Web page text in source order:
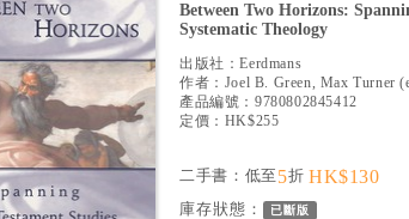
Between Two Horizons:
Systematic Theology
出版社：Eerdmans
作者： Joel B. Green, Max Turner
產品編號： 9780802845412
定價：HK$255
二手書：低至 5折 HK$130
庫存狀態： 已斷版